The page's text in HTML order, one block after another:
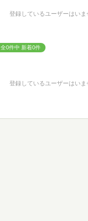
登録しているユーザーはいま
全0件中 新着0件
登録しているユーザーはいま